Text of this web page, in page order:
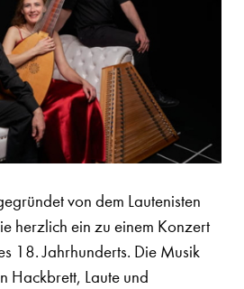
von dem Lautenisten
herzlich ein zu einem Konzert
18. Jahrhunderts. Die Musik
Hackbrett, Laute und